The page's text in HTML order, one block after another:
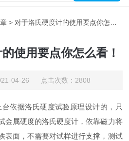
> 对于洛氏硬度计的使用要点你怎么看！
使用要点你怎么看！
04-26 点击次数：2808
台依据洛氏硬度试验原理设计的，只
金属硬度的洛氏硬度计，依靠磁力将
表面，不需要对试样进行支撑，测试